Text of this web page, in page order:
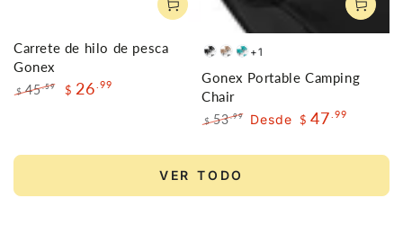
Carrete de hilo de pesca
Gonex
$ 45.59 $ 26 .99
Black
Khaki
Lake
Green
+1
Gonex Portable Camping
Chair
regular
$ 53.99
de
Desde $ 47 .99
VER TODO